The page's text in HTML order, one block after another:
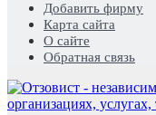
Добавить фирму
Карта сайта
О сайте
Обратная связь